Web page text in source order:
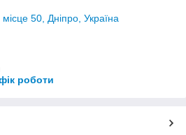
50, Дніпро, Україна
роботи